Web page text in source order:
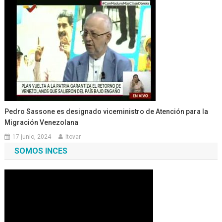
Pedro Sassone es designado viceministro de Atención para la
Migración Venezolana
17 junio, 2024 ltovar
SOMOS INCES